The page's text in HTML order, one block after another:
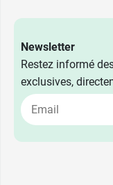
Newsletter
Restez informé
exclusives,